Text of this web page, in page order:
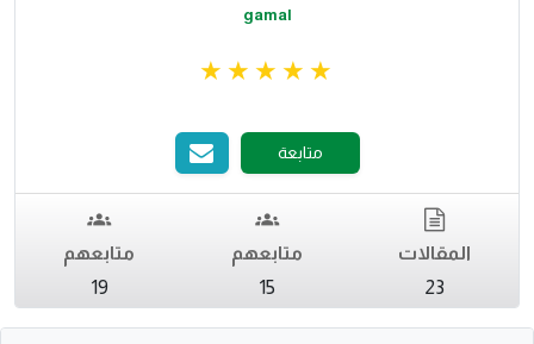
gamal
متابعة
المقالات
23
متابعهم
15
متابعهم
19